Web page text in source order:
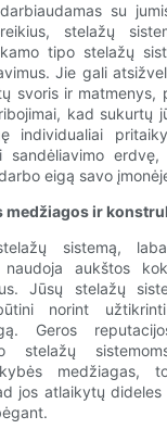
su
stelažų
tipo stelažų
Jie gali
svoris ir matmenys,
kad sukurtų
individualiai
sandėliavimo
eigą savo
medžiagos ir
sistemą,
naudoja aukštos
Jūsų stelažų
norint
Geros
stelažų
medžiagas,
jos atlaikytų